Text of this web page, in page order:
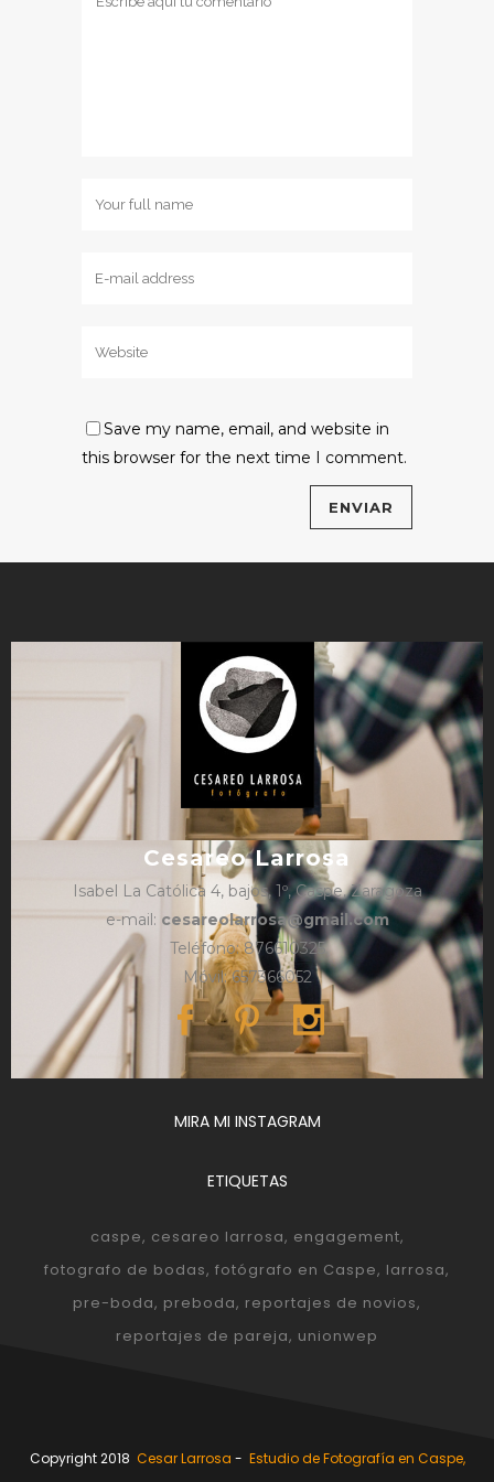
Save my name, email, and website in
this browser for the next time I comment.
Cesareo Larrosa
Isabel La Católica 4, bajos, 1º, Caspe, Zaragoza
e-mail: cesareolarrosa@gmail.com
Teléfono: 876610325
Móvil: 657366052
MIRA MI INSTAGRAM
ETIQUETAS
caspe cesareo larrosa engagement
fotografo de bodas fotógrafo en Caspe larrosa
pre-boda preboda reportajes de novios
reportajes de pareja unionwep
Copyright 2018 Cesar Larrosa - Estudio de Fotografía en Caspe,